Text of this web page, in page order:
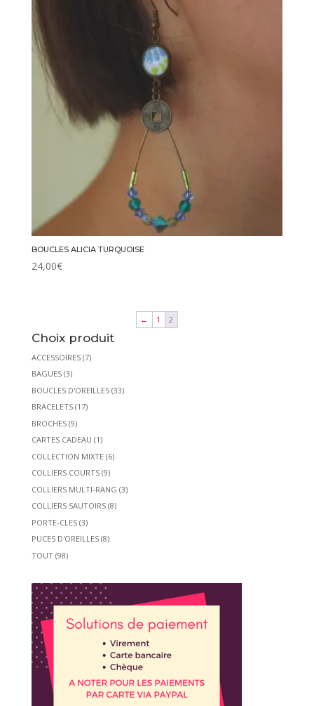
BOUCLES ALICIA TURQUOISE
24,00€
← 1 2
Choix produit
ACCESSOIRES (7)
BAGUES (3)
BOUCLES D'OREILLES (33)
BRACELETS (17)
BROCHES (9)
CARTES CADEAU (1)
COLLECTION MIXTE (6)
COLLIERS COURTS (9)
COLLIERS MULTI-RANG (3)
COLLIERS SAUTOIRS (8)
PORTE-CLES (3)
PUCES D'OREILLES (8)
TOUT (98)